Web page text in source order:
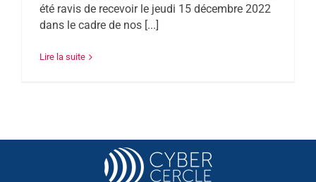
été ravis de recevoir le jeudi 15 décembre 2022
dans le cadre de nos [...]
Lire la suite